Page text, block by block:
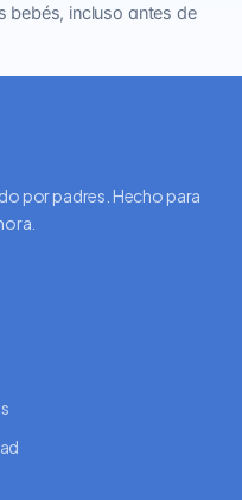
bebés, incluso antes de
por padres. Hecho para